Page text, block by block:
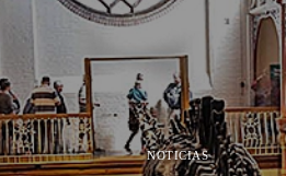
NOTICIAS